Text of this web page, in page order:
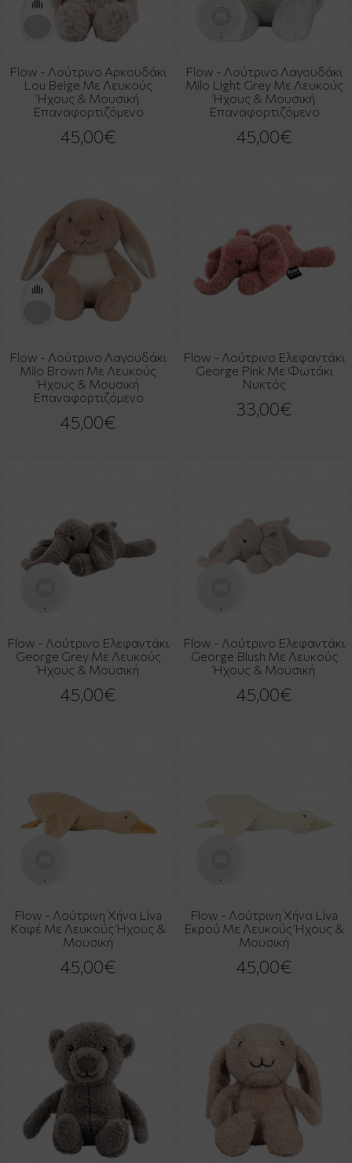
Flow - Λούτρινο Αρκουδάκι
Lou Beige Με Λευκούς
Ήχους & Μουσική
Επαναφορτιζόμενο
45,00€
Flow - Λούτρινο Λαγουδάκι
Milo Light Grey Με Λευκούς
Ήχους & Μουσική
Επαναφoρτιζόμενο
45,00€
Flow - Λούτρινο Λαγουδάκι
Milo Brown Με Λευκούς
Ήχους & Μουσική
Επαναφoρτιζόμενο
45,00€
Flow - Λούτρινο Ελεφαντάκι
George Pink Με Φωτάκι
Νυκτός
33,00€
Flow - Λούτρινο Ελεφαντάκι
George Grey Με Λευκούς
Ήχους & Μουσική
45,00€
Flow - Λούτρινο Ελεφαντάκι
George Blush Με Λευκούς
Ήχους & Μουσική
45,00€
Flow - Λούτρινη Χήνα Liva
Καφέ Με Λευκούς Ήχους &
Μουσική
45,00€
Flow - Λούτρινη Χήνα Liva
Εκρού Με Λευκούς Ήχους &
Μουσική
45,00€